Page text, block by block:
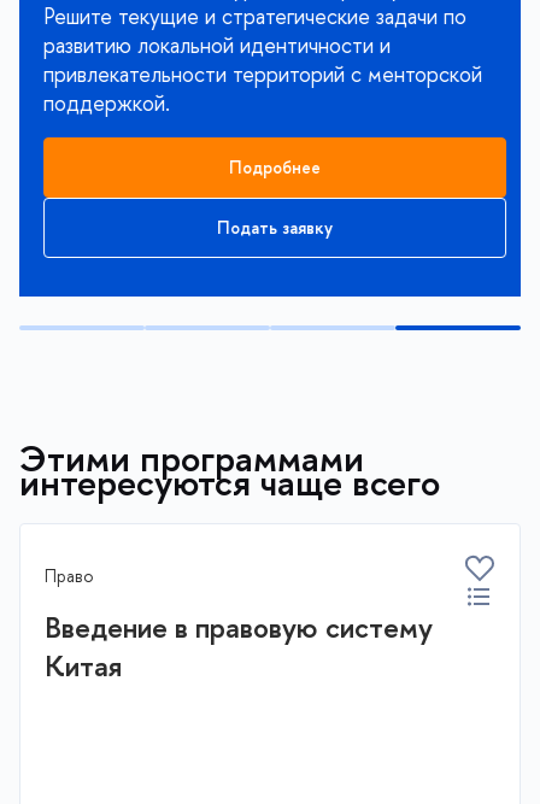
Решите текущие и стратегические задачи по
развитию локальной идентичности и
привлекательности территорий с менторской
поддержкой.
Подробнее
Подать заявку
Этими программами
интересуются чаще всего
Право
Введение в правовую систему
Китая